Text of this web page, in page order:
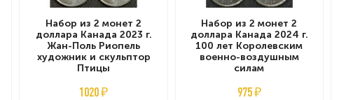
Набор из 2 монет 2
доллара Канада 2023 г.
Жан-Поль Риопель
художник и скульптор
Птицы
1020 ₽
Набор из 2 монет 2
доллара Канада 2024 г.
100 лет Королевским
военно-воздушным
силам
975 ₽